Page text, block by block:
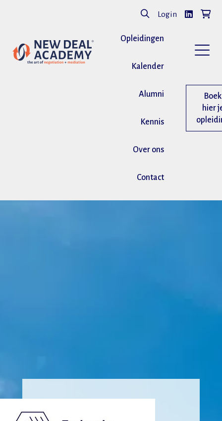
Login
Opleidingen
Kalender
Alumni
Kennis
Over ons
Contact
Boek
hier